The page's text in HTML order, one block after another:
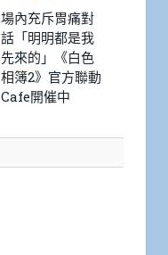
場內充斥胃痛對
話「明明都是我
先來的」《白色
相簿2》官方聯動
Cafe開催中